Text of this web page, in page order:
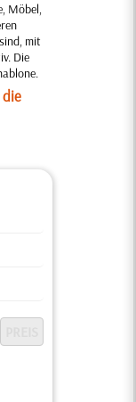
Möbel,
mit
Die
die